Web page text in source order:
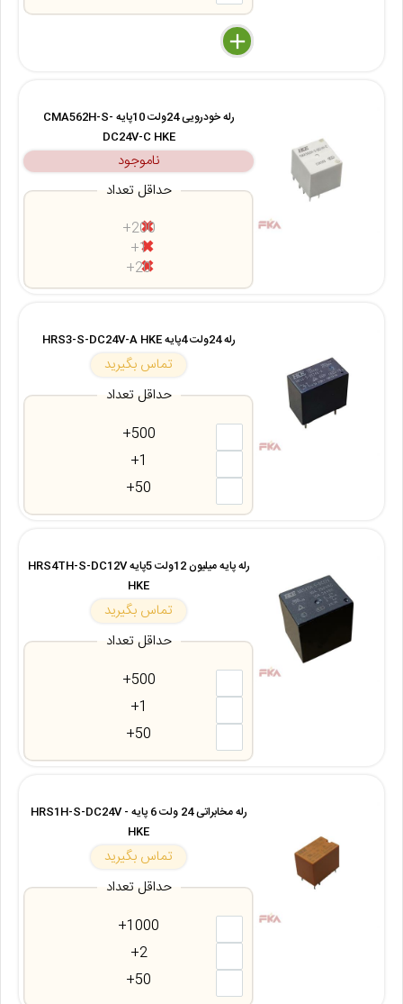
delete
remove
add
رله خودرویی 24ولت 10پایه CMA562H-S-
DC24V-C HKE
ناموجود
حداقل تعداد
200+
1+
20+
رله 24ولت 4پایه HRS3-S-DC24V-A HKE
تماس بگیرید
حداقل تعداد
500+
1+
50+
رله پایه میلیون 12ولت 5پایه HRS4TH-S-DC12V
HKE
تماس بگیرید
حداقل تعداد
500+
1+
50+
رله مخابراتی 24 ولت 6 پایه - HRS1H-S-DC24V
HKE
تماس بگیرید
حداقل تعداد
1000+
2+
50+